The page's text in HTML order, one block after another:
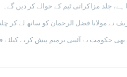
نے مولانا فضل الرحمان کو ساتھ لے کر
حکومت نے آئینی ترمیم پیش کرنے